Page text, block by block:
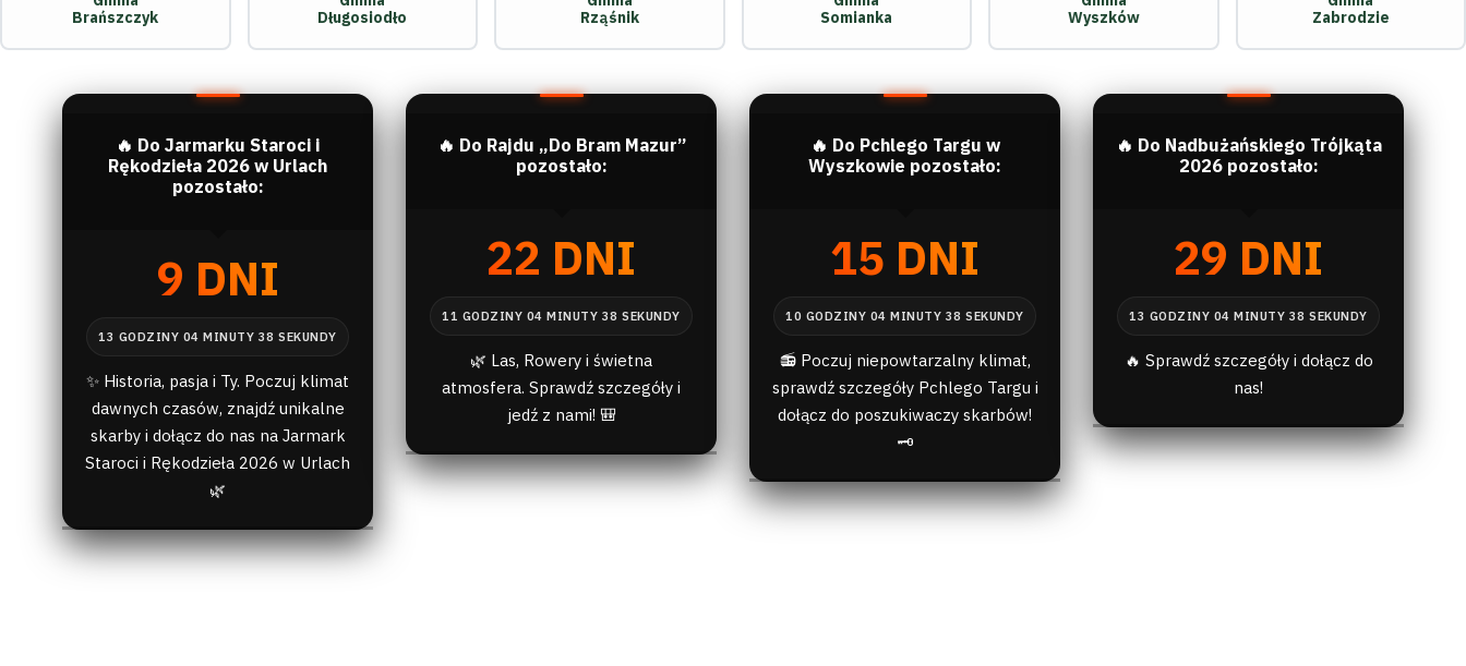
Brańszczyk
Długosiodło
Rząśnik
Somianka
Wyszków
Zabrodzie
🔥 Do Jarmarku Staroci i
Rękodzieła 2026 w Urlach
pozostało:
9 DNI
✨ Historia, pasja i Ty. Poczuj klimat
dawnych czasów, znajdź unikalne
skarby i dołącz do nas na Jarmark
Staroci i Rękodzieła 2026 w Urlach
🌿
🔥 Do Rajdu „Do Bram Mazur”
pozostało:
22 DNI
🌿 Las, Rowery i świetna
atmosfera. Sprawdź szczegóły i
jedź z nami! 🎒
🔥 Do Pchlego Targu w
Wyszkowie pozostało:
15 DNI
📻 Poczuj niepowtarzalny klimat,
sprawdź szczegóły Pchlego Targu i
dołącz do poszukiwaczy skarbów!
🗝️
🔥 Do Nadbużańskiego Trójkąta
2026 pozostało:
29 DNI
🔥 Sprawdź szczegóły i dołącz do
nas!